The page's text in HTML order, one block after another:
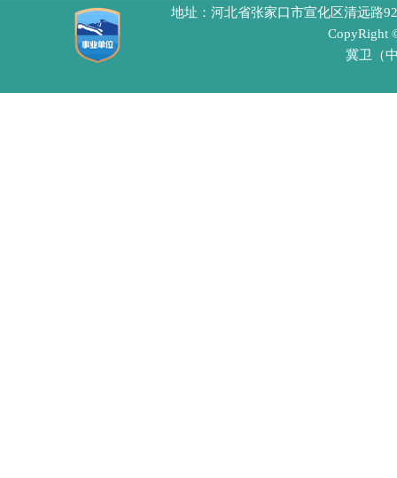
地址：河北省张家口市宣化区清远
CopyRight
冀卫（中